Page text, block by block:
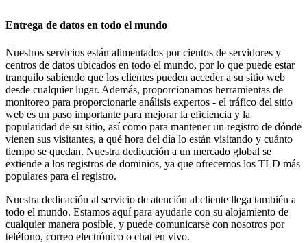
Entrega de datos en todo el mundo
Nuestros servicios están alimentados por cientos de servidores y
centros de datos ubicados en todo el mundo, por lo que puede estar
tranquilo sabiendo que los clientes pueden acceder a su sitio web
desde cualquier lugar. Además, proporcionamos herramientas de
monitoreo para proporcionarle análisis expertos - el tráfico del sitio
web es un paso importante para mejorar la eficiencia y la
popularidad de su sitio, así como para mantener un registro de dónde
vienen sus visitantes, a qué hora del día lo están visitando y cuánto
tiempo se quedan. Nuestra dedicación a un mercado global se
extiende a los registros de dominios, ya que ofrecemos los TLD más
populares para el registro.
Nuestra dedicación al servicio de atención al cliente llega también a
todo el mundo. Estamos aquí para ayudarle con su alojamiento de
cualquier manera posible, y puede comunicarse con nosotros por
teléfono, correo electrónico o chat en vivo.